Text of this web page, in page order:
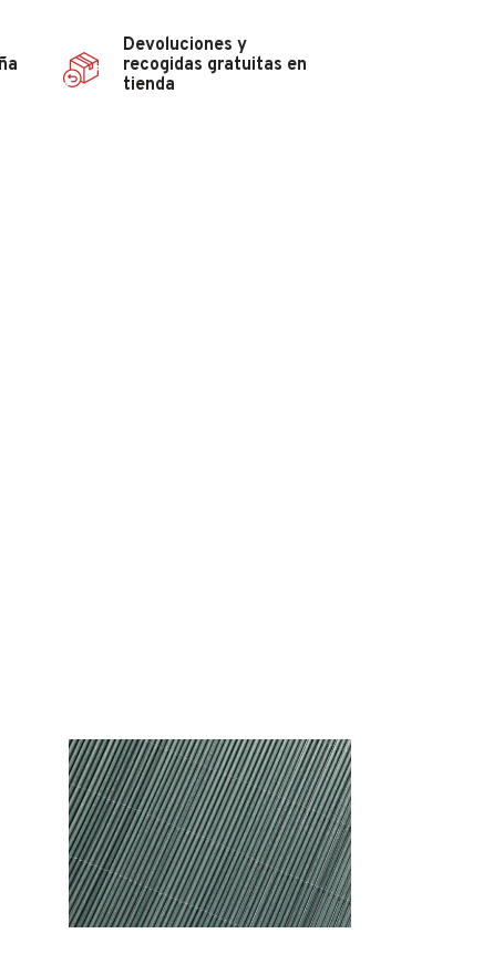
Devoluciones y
recogidas gratuitas en
tienda